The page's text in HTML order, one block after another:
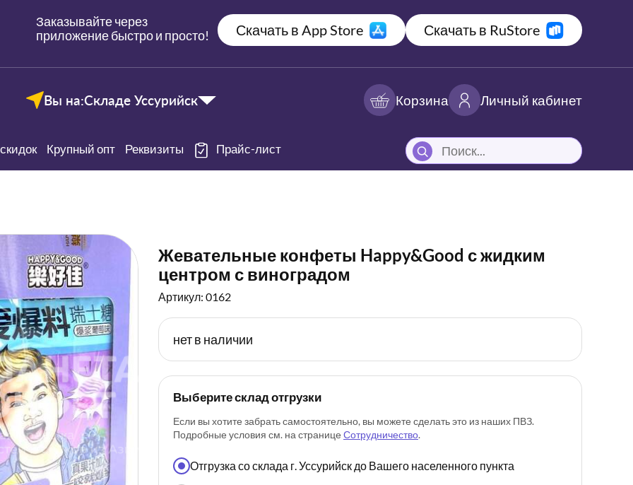
Заказывайте через
приложение быстро и просто!
Скачать в App Store Скачать в RuStore
Вы на:Складе Уссурийск Корзина Личный кабинет
Крупный опт Реквизиты Прайс-лист
Жевательные конфеты Happy&Good с жидким
центром с виноградом
Артикул: 0162
нет в наличии
Выберите склад отгрузки
Если вы хотите забрать самостоятельно, вы можете сделать это из наших ПВЗ.
Подробные условия см. на странице Сотрудничество.
Отгрузка со склада г. Уссурийск до Вашего населенного пункта